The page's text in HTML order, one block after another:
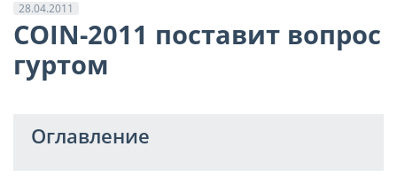
28.04.2011
COIN-2011 поставит вопрос
гуртом
Оглавление